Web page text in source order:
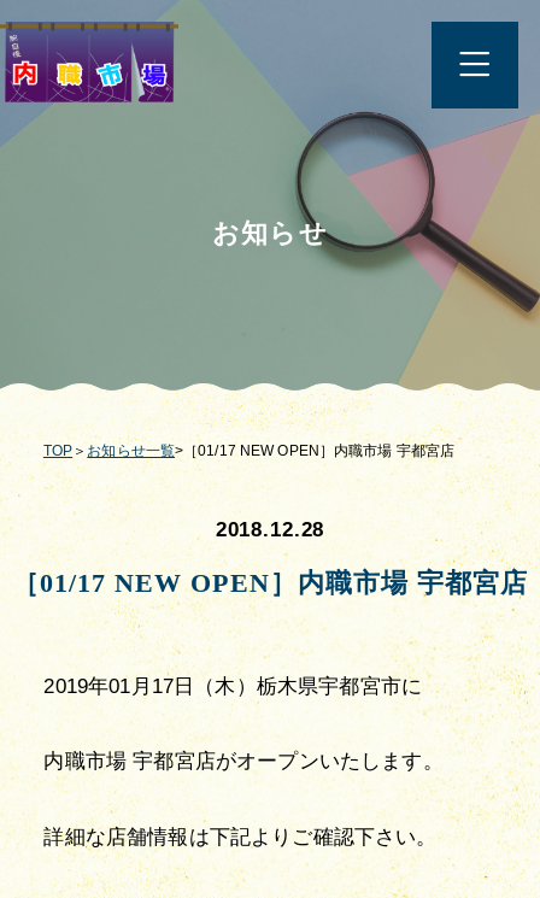
お知らせ
TOP ＞ お知らせ一覧>［01/17 NEW OPEN］内職市場 宇都宮店
2018.12.28
［01/17 NEW OPEN］内職市場 宇都宮店
2019年01月17日（木）栃木県宇都宮市に
内職市場 宇都宮店がオープンいたします。
詳細な店舗情報は下記よりご確認下さい。